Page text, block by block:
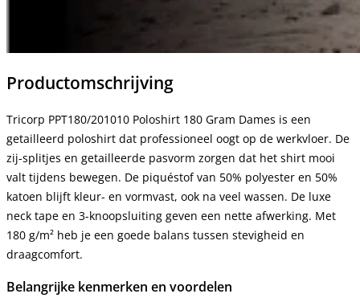
Productomschrijving
Tricorp PPT180/201010 Poloshirt 180 Gram Dames is een
getailleerd poloshirt dat professioneel oogt op de werkvloer. De
zij-splitjes en getailleerde pasvorm zorgen dat het shirt mooi
valt tijdens bewegen. De piquéstof van 50% polyester en 50%
katoen blijft kleur- en vormvast, ook na veel wassen. De luxe
neck tape en 3-knoopsluiting geven een nette afwerking. Met
180 g/m² heb je een goede balans tussen stevigheid en
draagcomfort.
Belangrijke kenmerken en voordelen